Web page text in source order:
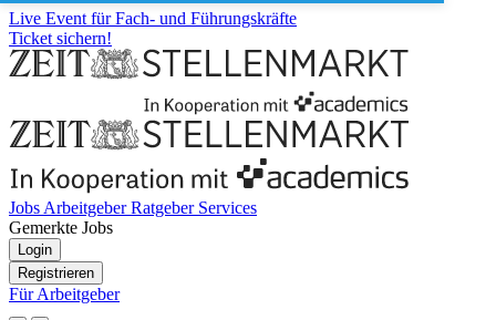
Live Event für Fach- und Führungskräfte
Ticket sichern!
Jobs ArbeitgeberRatgeber Services
Gemerkte Jobs
Login
Registrieren
Für Arbeitgeber